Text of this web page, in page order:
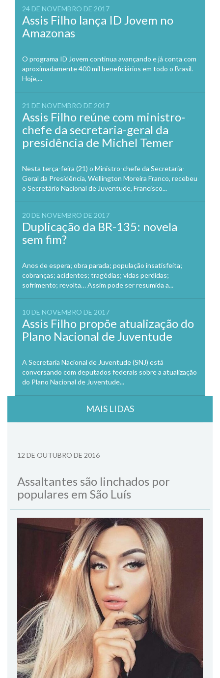
24 DE NOVEMBRO DE 2017
Assis Filho lança ID Jovem no
Amazonas
O programa ID Jovem continua avançando e já conta com
aproximadamente 400 mil beneficiários em todo o Brasil.
Hoje,...
21 DE NOVEMBRO DE 2017
Assis Filho reúne com ministro-
chefe da secretaria-geral da
presidência de Michel Temer
Nesta terça-feira (21) o Ministro-chefe da Secretaria-
Geral da Presidência, Wellington Moreira Franco, recebeu
o Secretário Nacional de Juventude, Francisco...
20 DE NOVEMBRO DE 2017
Duplicação da BR-135: novela
sem fim?
Anos de espera; obra parada; população insatisfeita;
cobranças; acidentes; tragédias; vidas perdidas;
sofrimento; revolta… Assim pode ser resumida a...
10 DE NOVEMBRO DE 2017
Assis Filho propõe atualização do
Plano Nacional de Juventude
A Secretaria Nacional de Juventude (SNJ) está
conversando com deputados federais sobre a atualização
do Plano Nacional de Juventude...
MAIS LIDAS
12 DE OUTUBRO DE 2016
Assaltantes são linchados por
populares em São Luís